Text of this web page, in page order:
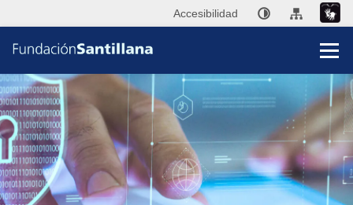
Accesibilidad